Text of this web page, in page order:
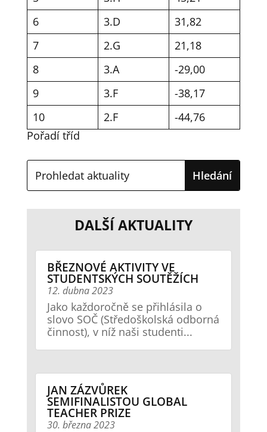
6
3.D
31,82
7
2.G
21,18
8
3.A
-29,00
9
3.F
-38,17
10
2.F
-44,76
Pořadí tříd
DALŠÍ AKTUALITY
BŘEZNOVÉ AKTIVITY VE
STUDENTSKÝCH SOUTĚŽÍCH
12. dubna 2023
Jako každoročně se přihlásila o
slovo SOČ (Středoškolská odborná
činnost), v níž naši studenti...
JAN ZÁZVŮREK
SEMIFINALISTOU GLOBAL
TEACHER PRIZE
30. března 2023